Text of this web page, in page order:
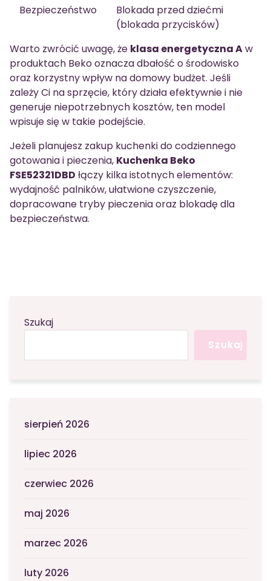
Bezpieczeństwo
Blokada przed dziećmi
(blokada przycisków)
Warto zwrócić uwagę, że klasa energetyczna Aw
produktach Beko oznacza dbałość o środowisko
oraz korzystny wpływ na domowy budżet. Jeśli
zależy Ci na sprzęcie, który działa efektywnie i nie
generuje niepotrzebnych kosztów, ten model
wpisuje się w takie podejście.
Jeżeli planujesz zakup kuchenki do codziennego
gotowania i pieczenia, Kuchenka Beko
FSE52321DBD łączy kilka istotnych elementów:
wydajność palników, ułatwione czyszczenie,
dopracowane tryby pieczenia oraz blokadę dla
bezpieczeństwa.
Szukaj
Szukaj
sierpień 2026
lipiec 2026
czerwiec 2026
maj 2026
marzec 2026
luty 2026